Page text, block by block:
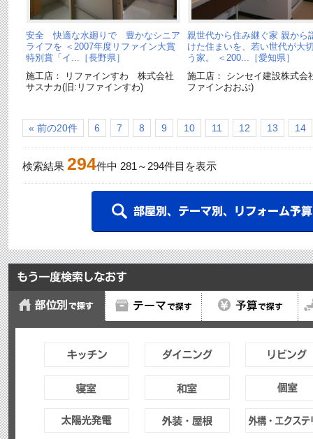
安全 快適な水廻りで 豊かなシニア
ライフを ＜2007年度リファイン大賞
特別賞「イ...［長野県］
施工店： リファインすわ 株式会社
サスナカ(旧:リファインすわ)
親世代から住み継ぐ家 親から
けた住まいを、若い世代が大
う家。 ＜200...［愛知県］
施工店： シンセイ建設株式会
ファインおおぶ)
« 前の20件 6 7 8 9 10 11 12 13 14
検索結果 294件中 281 ～ 294件目を表示